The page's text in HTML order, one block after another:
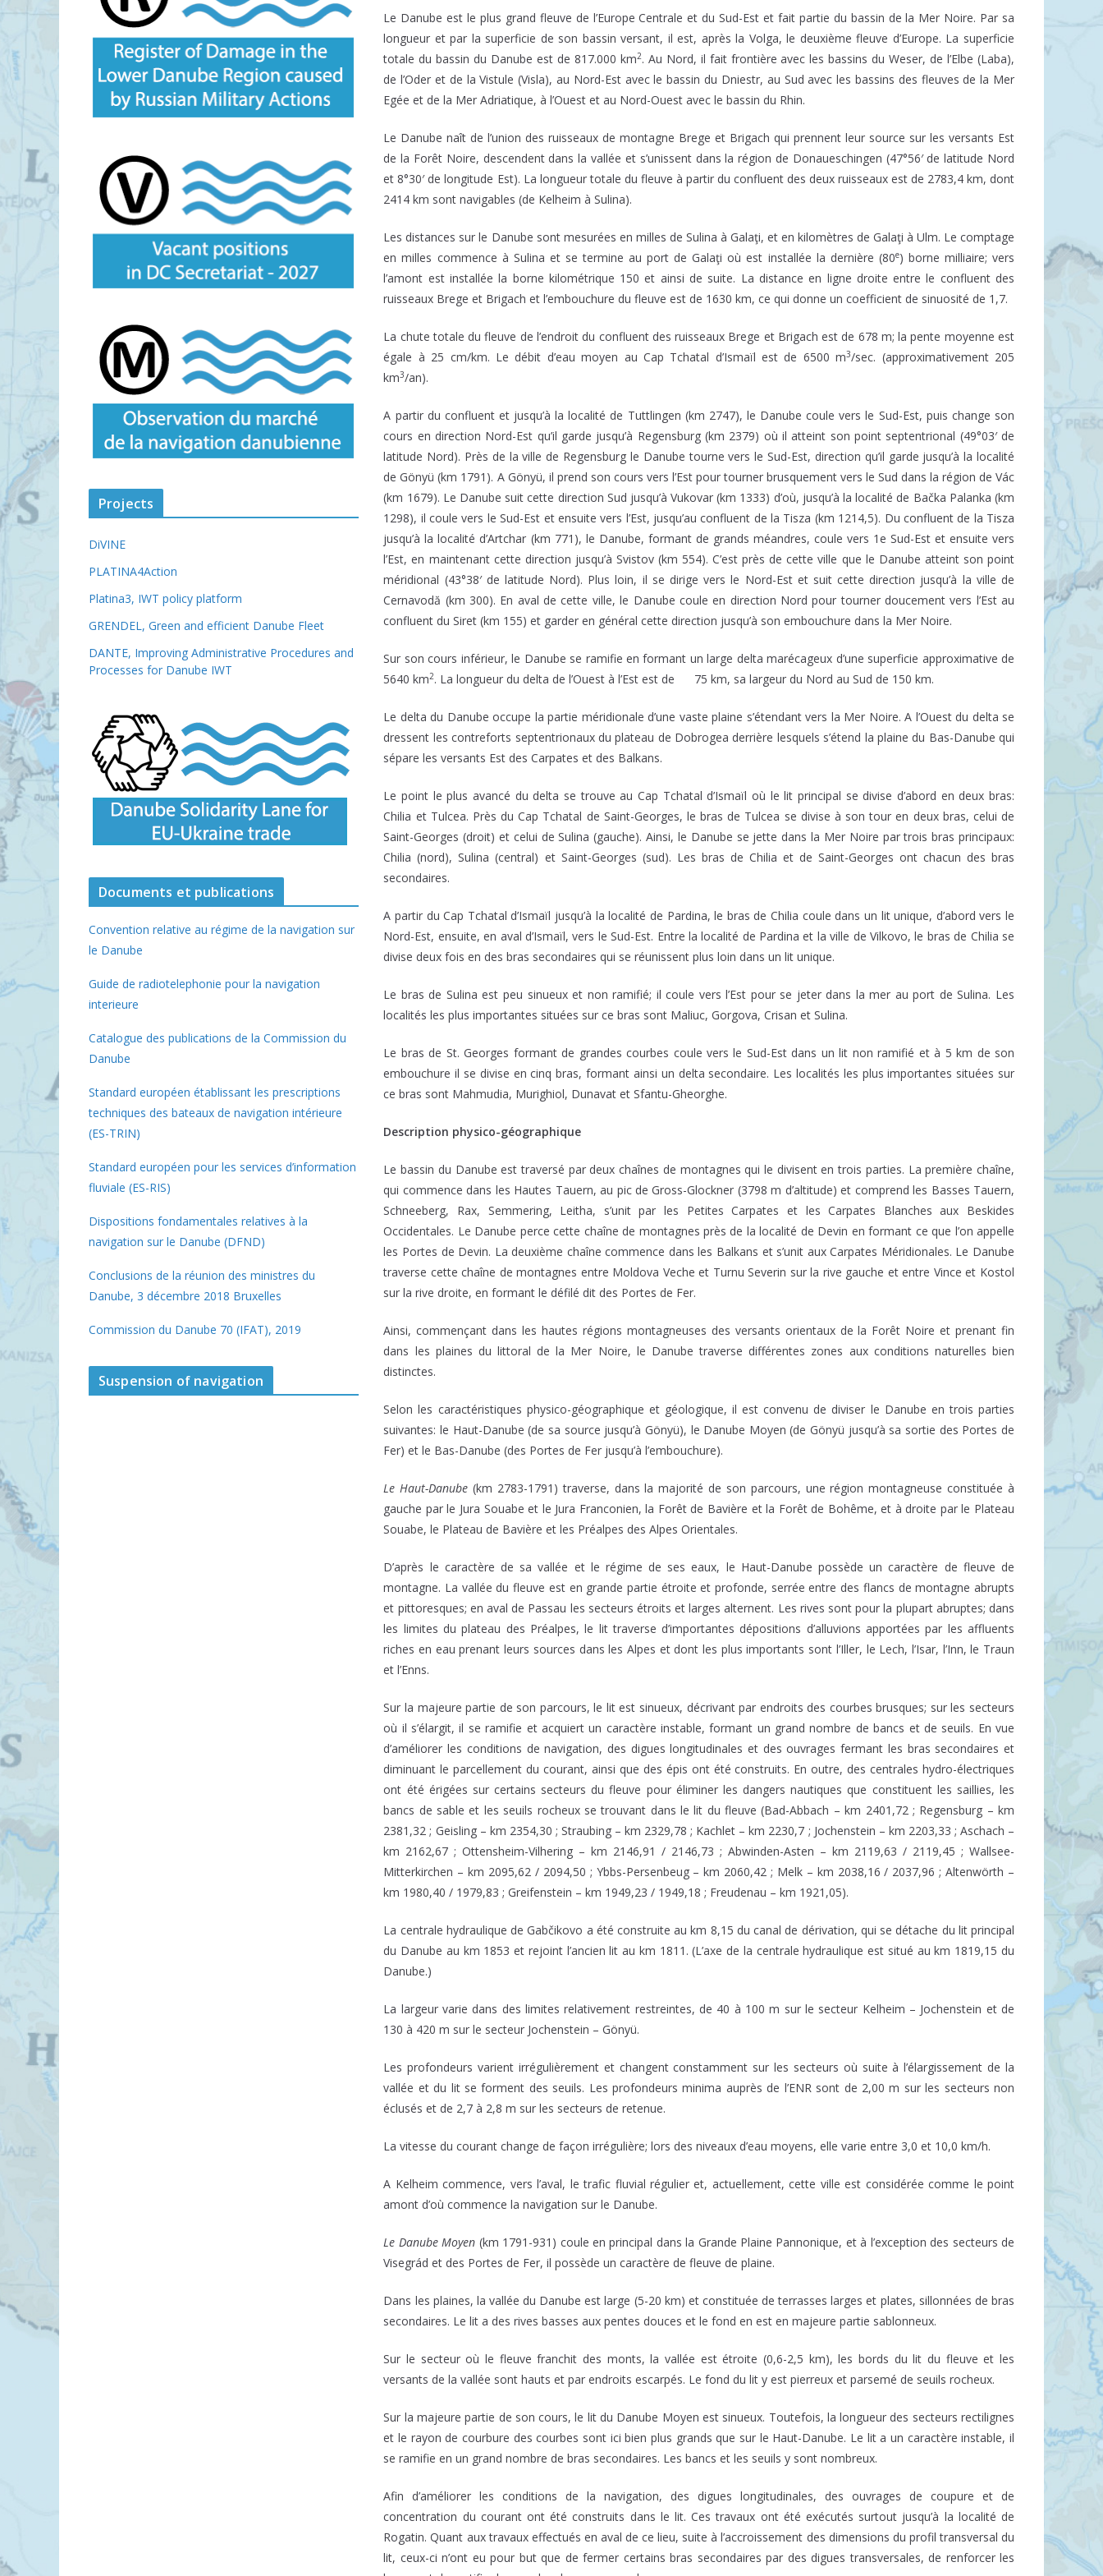
Le Danube est le plus grand fleuve de l’Europe Centrale et du Sud-Est et fait partie du bassin de la Mer Noire. Par sa
longueur et par la superficie de son bassin versant, il est, après la Volga, le deuxième fleuve d’Europe. La superficie
totale du bassin du Danube est de 817.000 km2. Au Nord, il fait frontière avec les bassins du Weser, de l’Elbe (Laba),
de l’Oder et de la Vistule (Visla), au Nord-Est avec le bassin du Dniestr, au Sud avec les bassins des fleuves de la Mer
Egée et de la Mer Adriatique, à l’Ouest et au Nord-Ouest avec le bassin du Rhin.
Le Danube naît de l’union des ruisseaux de montagne Brege et Brigach qui prennent leur source sur les versants Est
de la Forêt Noire, descendent dans la vallée et s’unissent dans la région de Donaueschingen (47°56′ de latitude Nord
et 8°30′ de longitude Est). La longueur totale du fleuve à partir du confluent des deux ruisseaux est de 2783,4 km, dont
2414 km sont navigables (de Kelheim à Sulina).
Les distances sur le Danube sont mesurées en milles de Sulina à Galaţi, et en kilomètres de Galaţi à Ulm. Le comptage
en milles commence à Sulina et se termine au port de Galaţi où est installée la dernière (80e) borne milliaire; vers
l’amont est installée la borne kilométrique 150 et ainsi de suite. La distance en ligne droite entre le confluent des
ruisseaux Brege et Brigach et l’embouchure du fleuve est de 1630 km, ce qui donne un coefficient de sinuosité de 1,7.
La chute totale du fleuve de l’endroit du confluent des ruisseaux Brege et Brigach est de 678 m; la pente moyenne est
égale à 25 cm/km. Le débit d’eau moyen au Cap Tchatal d’Ismaïl est de 6500 m3/sec. (approximativement 205
km3/an).
A partir du confluent et jusqu’à la localité de Tuttlingen (km 2747), le Danube coule vers le Sud-Est, puis change son
cours en direction Nord-Est qu’il garde jusqu’à Regensburg (km 2379) où il atteint son point septentrional (49°03′ de
latitude Nord). Près de la ville de Regensburg le Danube tourne vers le Sud-Est, direction qu’il garde jusqu’à la localité
de Gönyü (km 1791). A Gönyü, il prend son cours vers l’Est pour tourner brusquement vers le Sud dans la région de Vác
(km 1679). Le Danube suit cette direction Sud jusqu’à Vukovar (km 1333) d’où, jusqu’à la localité de Bačka Palanka (km
1298), il coule vers le Sud-Est et ensuite vers l’Est, jusqu’au confluent de la Tisza (km 1214,5). Du confluent de la Tisza
jusqu’à la localité d’Artchar (km 771), le Danube, formant de grands méandres, coule vers 1e Sud-Est et ensuite vers
l’Est, en maintenant cette direction jusqu’à Svistov (km 554). C’est près de cette ville que le Danube atteint son point
méridional (43°38′ de latitude Nord). Plus loin, il se dirige vers le Nord-Est et suit cette direction jusqu’à la ville de
Cernavodă (km 300). En aval de cette ville, le Danube coule en direction Nord pour tourner doucement vers l’Est au
confluent du Siret (km 155) et garder en général cette direction jusqu’à son embouchure dans la Mer Noire.
Sur son cours inférieur, le Danube se ramifie en formant un large delta marécageux d’une superficie approximative de
5640 km2. La longueur du delta de l’Ouest à l’Est est de 75 km, sa largeur du Nord au Sud de 150 km.
Le delta du Danube occupe la partie méridionale d’une vaste plaine s’étendant vers la Mer Noire. A l’Ouest du delta se
dressent les contreforts septentrionaux du plateau de Dobrogea derrière lesquels s’étend la plaine du Bas-Danube qui
sépare les versants Est des Carpates et des Balkans.
Le point le plus avancé du delta se trouve au Cap Tchatal d’Ismaïl où le lit principal se divise d’abord en deux bras:
Chilia et Tulcea. Près du Cap Tchatal de Saint-Georges, le bras de Tulcea se divise à son tour en deux bras, celui de
Saint-Georges (droit) et celui de Sulina (gauche). Ainsi, le Danube se jette dans la Mer Noire par trois bras principaux:
Chilia (nord), Sulina (central) et Saint-Georges (sud). Les bras de Chilia et de Saint-Georges ont chacun des bras
secondaires.
A partir du Cap Tchatal d’Ismaïl jusqu’à la localité de Pardina, le bras de Chilia coule dans un lit unique, d’abord vers le
Nord-Est, ensuite, en aval d’Ismaïl, vers le Sud-Est. Entre la localité de Pardina et la ville de Vilkovo, le bras de Chilia se
divise deux fois en des bras secondaires qui se réunissent plus loin dans un lit unique.
Le bras de Sulina est peu sinueux et non ramifié; il coule vers l’Est pour se jeter dans la mer au port de Sulina. Les
localités les plus importantes situées sur ce bras sont Maliuc, Gorgova, Crisan et Sulina.
Le bras de St. Georges formant de grandes courbes coule vers le Sud-Est dans un lit non ramifié et à 5 km de son
embouchure il se divise en cinq bras, formant ainsi un delta secondaire. Les localités les plus importantes situées sur
ce bras sont Mahmudia, Murighiol, Dunavat et Sfantu-Gheorghe.
Description physico-géographique
Le bassin du Danube est traversé par deux chaînes de montagnes qui le divisent en trois parties. La première chaîne,
qui commence dans les Hautes Tauern, au pic de Gross-Glockner (3798 m d’altitude) et comprend les Basses Tauern,
Schneeberg, Rax, Semmering, Leitha, s’unit par les Petites Carpates et les Carpates Blanches aux Beskides
Occidentales. Le Danube perce cette chaîne de montagnes près de la localité de Devin en formant ce que l’on appelle
les Portes de Devin. La deuxième chaîne commence dans les Balkans et s’unit aux Carpates Méridionales. Le Danube
traverse cette chaîne de montagnes entre Moldova Veche et Turnu Severin sur la rive gauche et entre Vince et Kostol
sur la rive droite, en formant le défilé dit des Portes de Fer.
Ainsi, commençant dans les hautes régions montagneuses des versants orientaux de la Forêt Noire et prenant fin
dans les plaines du littoral de la Mer Noire, le Danube traverse différentes zones aux conditions naturelles bien
distinctes.
Selon les caractéristiques physico-géographique et géologique, il est convenu de diviser le Danube en trois parties
suivantes: le Haut-Danube (de sa source jusqu’à Gönyü), le Danube Moyen (de Gönyü jusqu’à sa sortie des Portes de
Fer) et le Bas-Danube (des Portes de Fer jusqu’à l’embouchure).
LeHaut-Danube (km 2783-1791) traverse, dans la majorité de son parcours, une région montagneuse constituée à
gauche par le Jura Souabe et le Jura Franconien, la Forêt de Bavière et la Forêt de Bohême, et à droite par le Plateau
Souabe, le Plateau de Bavière et les Préalpes des Alpes Orientales.
D’après le caractère de sa vallée et le régime de ses eaux, le Haut-Danube possède un caractère de fleuve de
montagne. La vallée du fleuve est en grande partie étroite et profonde, serrée entre des flancs de montagne abrupts
et pittoresques; en aval de Passau les secteurs étroits et larges alternent. Les rives sont pour la plupart abruptes; dans
les limites du plateau des Préalpes, le lit traverse d’importantes dépositions d’alluvions apportées par les affluents
riches en eau prenant leurs sources dans les Alpes et dont les plus importants sont l’Iller, le Lech, l’Isar, l’Inn, le Traun
et l’Enns.
Sur la majeure partie de son parcours, le lit est sinueux, décrivant par endroits des courbes brusques; sur les secteurs
où il s’élargit, il se ramifie et acquiert un caractère instable, formant un grand nombre de bancs et de seuils. En vue
d’améliorer les conditions de navigation, des digues longitudinales et des ouvrages fermant les bras secondaires et
diminuant le parcellement du courant, ainsi que des épis ont été construits. En outre, des centrales hydro-électriques
ont été érigées sur certains secteurs du fleuve pour éliminer les dangers nautiques que constituent les saillies, les
bancs de sable et les seuils rocheux se trouvant dans le lit du fleuve (Bad-Abbach – km 2401,72 ; Regensburg – km
2381,32 ; Geisling – km 2354,30 ; Straubing – km 2329,78 ; Kachlet – km 2230,7 ; Jochenstein – km 2203,33 ; Aschach –
km 2162,67 ; Ottensheim-Vilhering – km 2146,91 / 2146,73 ; Abwinden-Asten – km 2119,63 / 2119,45 ; Wallsee-
Mitterkirchen – km 2095,62 / 2094,50 ; Ybbs-Persenbeug – km 2060,42 ; Melk – km 2038,16 / 2037,96 ; Altenwörth –
km 1980,40 / 1979,83 ; Greifenstein – km 1949,23 / 1949,18 ; Freudenau – km 1921,05).
La centrale hydraulique de Gabčikovo a été construite au km 8,15 du canal de dérivation, qui se détache du lit principal
du Danube au km 1853 et rejoint l’ancien lit au km 1811. (L’axe de la centrale hydraulique est situé au km 1819,15 du
Danube.)
La largeur varie dans des limites relativement restreintes, de 40 à 100 m sur le secteur Kelheim – Jochenstein et de
130 à 420 m sur le secteur Jochenstein – Gönyü.
Les profondeurs varient irrégulièrement et changent constamment sur les secteurs où suite à l’élargissement de la
vallée et du lit se forment des seuils. Les profondeurs minima auprès de l’ENR sont de 2,00 m sur les secteurs non
éclusés et de 2,7 à 2,8 m sur les secteurs de retenue.
La vitesse du courant change de façon irrégulière; lors des niveaux d’eau moyens, elle varie entre 3,0 et 10,0 km/h.
A Kelheim commence, vers l’aval, le trafic fluvial régulier et, actuellement, cette ville est considérée comme le point
amont d’où commence la navigation sur le Danube.
Le Danube Moyen (km 1791-931) coule en principal dans la Grande Plaine Pannonique, et à l’exception des secteurs de
Visegrád et des Portes de Fer, il possède un caractère de fleuve de plaine.
Dans les plaines, la vallée du Danube est large (5-20 km) et constituée de terrasses larges et plates, sillonnées de bras
secondaires. Le lit a des rives basses aux pentes douces et le fond en est en majeure partie sablonneux.
Sur le secteur où le fleuve franchit des monts, la vallée est étroite (0,6-2,5 km), les bords du lit du fleuve et les
versants de la vallée sont hauts et par endroits escarpés. Le fond du lit y est pierreux et parsemé de seuils rocheux.
Sur la majeure partie de son cours, le lit du Danube Moyen est sinueux. Toutefois, la longueur des secteurs rectilignes
et le rayon de courbure des courbes sont ici bien plus grands que sur le Haut-Danube. Le lit a un caractère instable, il
se ramifie en un grand nombre de bras secondaires. Les bancs et les seuils y sont nombreux.
Afin d’améliorer les conditions de la navigation, des digues longitudinales, des ouvrages de coupure et de
concentration du courant ont été construits dans le lit. Ces travaux ont été exécutés surtout jusqu’à la localité de
Rogatin. Quant aux travaux effectués en aval de ce lieu, suite à l’accroissement des dimensions du profil transversal du
lit, ceux-ci n’ont eu pour but que de fermer certains bras secondaires par des digues transversales, de renforcer les
Projects
DiVINE
PLATINA4Action
Platina3, IWT policy platform
GRENDEL, Green and efficient Danube Fleet
DANTE, Improving Administrative Procedures and
Processes for Danube IWT
Documents et publications
Convention relative au régime de la navigation sur
le Danube
Guide de radiotelephonie pour la navigation
interieure
Catalogue des publications de la Commission du
Danube
Standard européen établissant les prescriptions
techniques des bateaux de navigation intérieure
(ES-TRIN)
Standard européen pour les services d’information
fluviale (ES-RIS)
Dispositions fondamentales relatives à la
navigation sur le Danube (DFND)
Conclusions de la réunion des ministres du
Danube, 3 décembre 2018 Bruxelles
Commission du Danube 70 (IFAT), 2019
Suspension of navigation